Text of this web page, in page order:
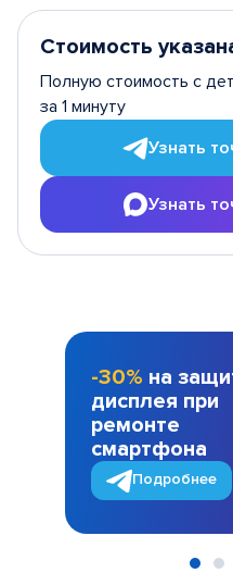
Стоимость
Полную стоимость с
за 1 минуту
Узнать
Узнать
-30% на
дисплея при
ремонте
смартфона
Подробнее